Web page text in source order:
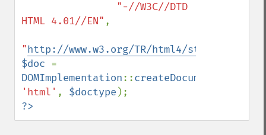
"-//W3C//DTD
HTML 4.01//EN" ,
"http://www.w3.org/TR/html4/strict.dtd
$doc
DOMImplementation::createDocument
'html' , $doctype
?>